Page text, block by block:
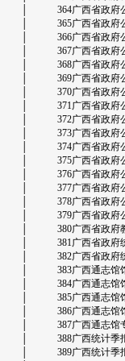
│ 364广西省政府公
│ 365广西省政府公
│ 366广西省政府公
│ 367广西省政府公
│ 368广西省政府公
│ 369广西省政府公
│ 370广西省政府公
│ 371广西省政府公
│ 372广西省政府公
│ 373广西省政府公
│ 374广西省政府公
│ 375广西省政府公
│ 376广西省政府公
│ 377广西省政府公
│ 378广西省政府公
│ 379广西省政府公
│ 380广西省政府教
│ 381广西省政府统计
│ 382广西省政府统计
│ 383广西通志馆馆
│ 384广西通志馆馆
│ 385广西通志馆馆
│ 386广西通志馆馆
│ 387广西通志馆专
│ 388广西统计季报
│ 389广西统计季报